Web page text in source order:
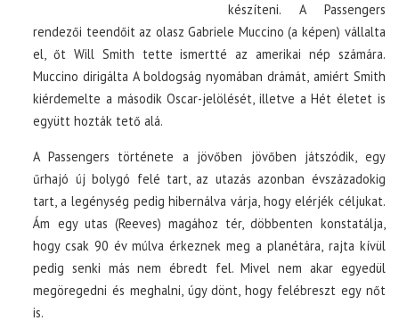
készíteni. A Passengers
rendezői teendőit az olasz Gabriele Muccino (a képen) vállalta
el, őt Will Smith tette ismertté az amerikai nép számára.
Muccino dirigálta A boldogság nyomában drámát, amiért Smith
kiérdemelte a második Oscar-jelölését, illetve a Hét életet is
együtt hozták tető alá.
A Passengers története a jövőben jövőben játszódik, egy
űrhajó új bolygó felé tart, az utazás azonban évszázadokig
tart, a legénység pedig hibernálva várja, hogy elérjék céljukat.
Ám egy utas (Reeves) magához tér, döbbenten konstatálja,
hogy csak 90 év múlva érkeznek meg a planétára, rajta kívül
pedig senki más nem ébredt fel. Mivel nem akar egyedül
megöregedni és meghalni, úgy dönt, hogy felébreszt egy nőt
is.